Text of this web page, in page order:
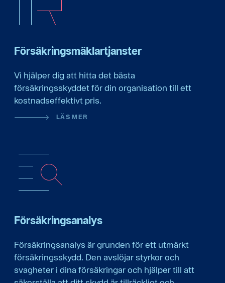
Försäkringsmäklartjanster
Vi hjälper dig att hitta det bästa
försäkringsskyddet för din organisation till ett
kostnadseffektivt pris.
LÄS MER
Försäkringsanalys
Försäkringsanalys är grunden för ett utmärkt
försäkringsskydd. Den avslöjar styrkor och
svagheter i dina försäkringar och hjälper till att